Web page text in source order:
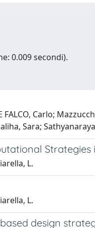
0.009 secondi).
Carlo;
Sara;
Strategies
L.
L.
design